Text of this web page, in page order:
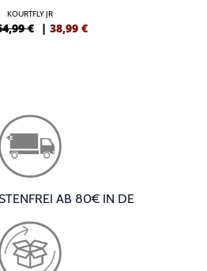
KOURTFLY JR
€ | 38,99 €
AB 80€ IN DE